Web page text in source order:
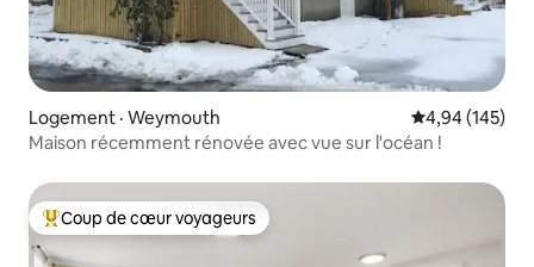
Logement · Weymouth Note
4,94 (145)
Maison récemment rénovée avec vue sur l'océan !
Coup de cœur voyageurs parmi les plus aimés
Coup de cœur voyageurs